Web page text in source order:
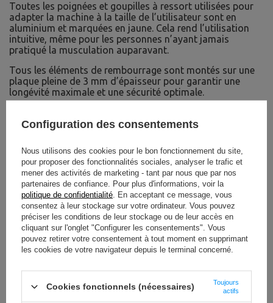
Toutes les poignées et goupilles à ressort utilisées pour
adapter la machine à la taille de l’utilisateur sont en
aluminium et marquées en jaune. Cela rend l’utilisation
intuitive, même pour les personnes n’ayant jamais
pratiqué la musculation auparavant.
Tous les éléments de rembourrage sont montés sur une
plaque pleine de 3 mm d’épaisseur pour garantir une
longévité maximale et une sécurité optimale.
Configuration des consentements
Nous utilisons des cookies pour le bon fonctionnement du site,
pour proposer des fonctionnalités sociales, analyser le trafic et
mener des activités de marketing - tant par nous que par nos
partenaires de confiance. Pour plus d'informations, voir la
politique de confidentialité . En acceptant ce message, vous
consentez à leur stockage sur votre ordinateur. Vous pouvez
préciser les conditions de leur stockage ou de leur accès en
cliquant sur l'onglet "Configurer les consentements". Vous
pouvez retirer votre consentement à tout moment en supprimant
les cookies de votre navigateur depuis le terminal concerné.
Cookies fonctionnels (nécessaires)
Toujours
actifs